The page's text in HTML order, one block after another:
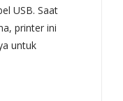
USB. Saat
printer ini
untuk